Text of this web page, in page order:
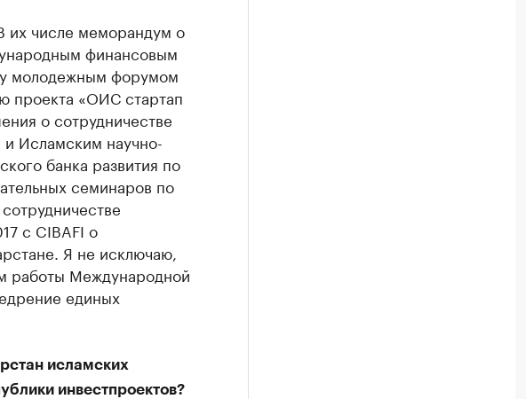
их числе меморандум о
финансовым
молодежным форумом
проекта «ОИС стартап
о сотрудничестве
Исламским научно-
банка развития по
семинаров по
с CIBAFI о
Я не исключаю,
работы Международной
единых
исламских
инвестпроектов?